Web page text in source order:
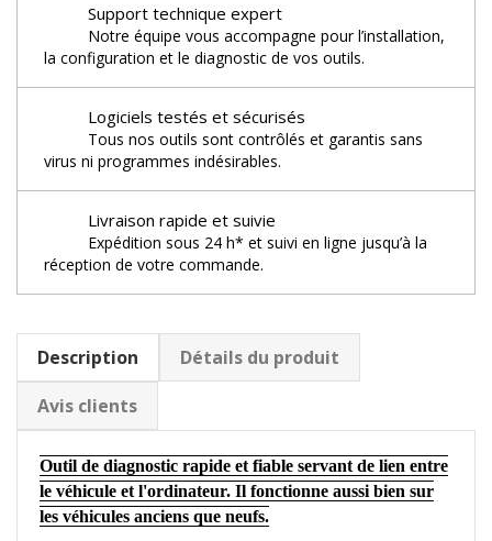
Support technique expert
Notre équipe vous accompagne pour l’installation,
la configuration et le diagnostic de vos outils.
Logiciels testés et sécurisés
Tous nos outils sont contrôlés et garantis sans
virus ni programmes indésirables.
Livraison rapide et suivie
Expédition sous 24 h* et suivi en ligne jusqu’à la
réception de votre commande.
Description
Détails du produit
Avis clients
Outil de diagnostic rapide et fiable servant de lien entre
le véhicule et l'ordinateur. Il fonctionne aussi bien sur
les véhicules anciens que neufs.